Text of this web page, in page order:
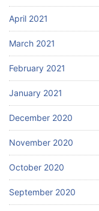
April 2021
March 2021
February 2021
January 2021
December 2020
November 2020
October 2020
September 2020